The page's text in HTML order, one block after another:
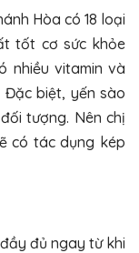
Hòa có 18 loại
tốt cơ sức khỏe
nhiều vitamin và
Đặc biệt, yến sào
tượng. Nên chị
có tác dụng kép
đủ ngay từ khi